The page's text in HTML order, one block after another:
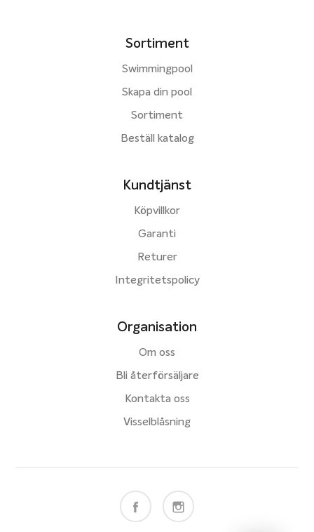
Sortiment
Swimmingpool
Skapa din pool
Sortiment
Beställ katalog
Kundtjänst
Köpvillkor
Garanti
Returer
Integritetspolicy
Organisation
Om oss
Bli återförsäljare
Kontakta oss
Visselblåsning